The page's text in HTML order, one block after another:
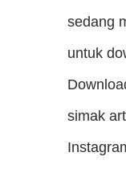
sedang
untuk
simak